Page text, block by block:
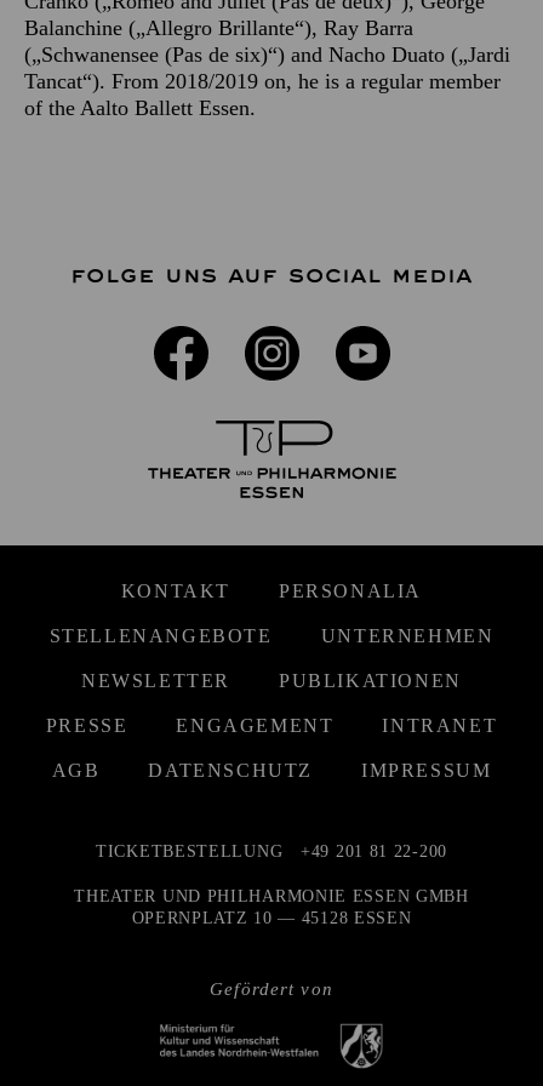
Balanchine („Allegro Brillante“), Ray Barra
(„Schwanensee (Pas de six)“) and Nacho Duato („Jardi
Tancat“). From 2018/2019 on, he is a regular member
of the Aalto Ballett Essen.
FOLGE UNS AUF SOCIAL MEDIA
KONTAKT PERSONALIA
STELLENANGEBOTE UNTERNEHMEN
NEWSLETTER PUBLIKATIONEN
PRESSE ENGAGEMENT INTRANET
AGB DATENSCHUTZ IMPRESSUM
Gefördert von
TICKETBESTELLUNG +49 201 81 22-200
THEATER UND PHILHARMONIE ESSEN GMBH
OPERNPLATZ 10 — 45128 ESSEN